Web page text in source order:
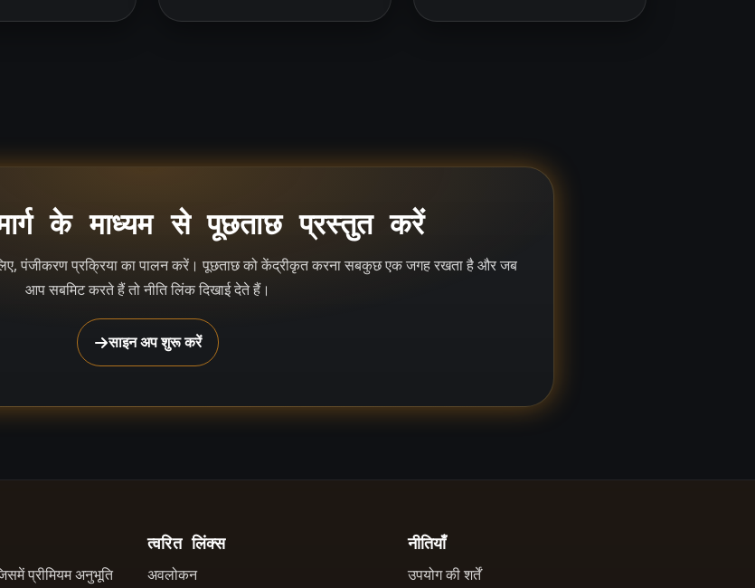
के माध्यम से पूछताछ प्रस्तुत करें
पंजीकरण प्रक्रिया का पालन करें। पूछताछ को केंद्रीकृत करना सबकुछ एक जगह रखता है और जब
आप सबमिट करते हैं तो नीति लिंक दिखाई देते हैं।
साइन अप शुरू करें
प्रीमियम अनुभूति
त्वरित लिंक्स
अवलोकन
नीतियाँ
उपयोग की शर्तें